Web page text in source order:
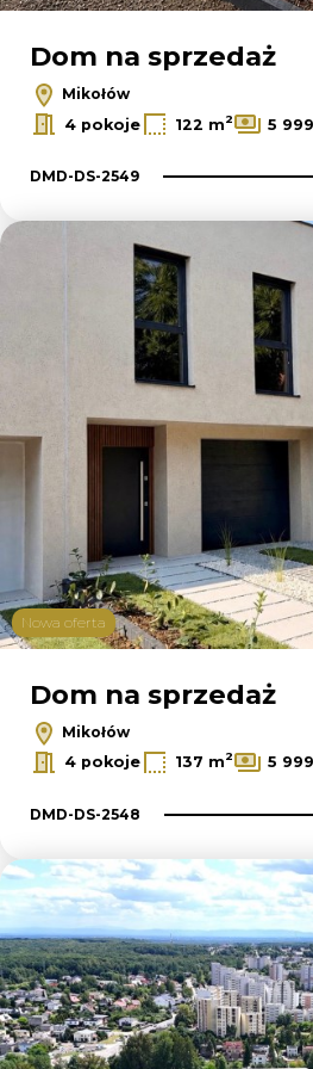
Dom na sprzedaż
Mikołów
4 pokoje
122 m2 5
DMD-DS-2549
Nowa oferta
Dom na sprzedaż
Mikołów
4 pokoje
137 m2 5
DMD-DS-2548